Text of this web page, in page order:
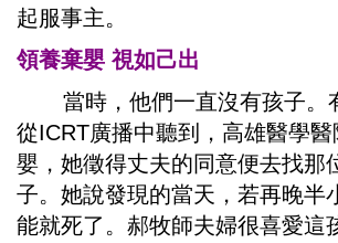
起服事主。
領養棄嬰 視如己出
當時，他們一直沒有孩子。
從ICRT廣播中聽到，高雄醫學
嬰，她徵得丈夫的同意便去找那
子。她說發現的當天，若再晚半
能就死了。郝牧師夫婦很喜愛這